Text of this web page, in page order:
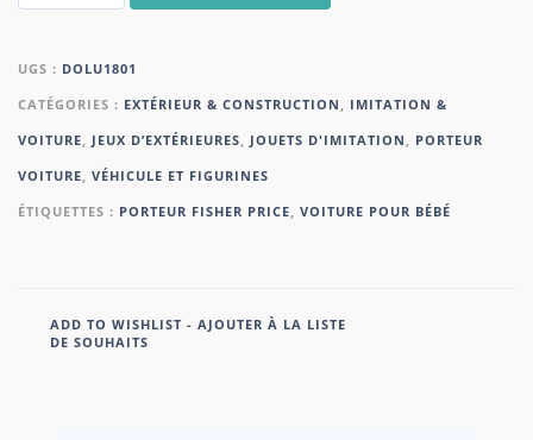
UGS : DOLU1801
CATÉGORIES : EXTÉRIEUR & CONSTRUCTION
IMITATION &
VOITURE
JEUX D’EXTÉRIEURES JOUETS D'IMITATION
PORTEUR
VOITURE VÉHICULE ET FIGURINES
ÉTIQUETTES : PORTEUR FISHER PRICE VOITURE POUR BÉBÉ
ADD TO WISHLIST - AJOUTER À LA LISTE
DE SOUHAITS